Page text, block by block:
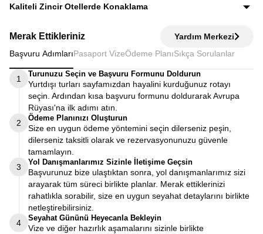
Ekstra tur ücreti alınmaz; programda yer alan tüm geziler
Kaliteli Zincir Otellerde Konaklama
kalınırken, Avrupa Rüyası’nda merkeze yakın kaliteli zincir
otellerde konaklayarak zamanınızı verimli kullanırsınız.
Merak Ettikleriniz
Yardım Merkezi
Başvuru AdımlarıPasaport VizeÖdeme Planı Sıkça Sorulanlar
1
Turunuzu Seçin ve Başvuru Formunu Doldurun
Yurtdışı turları sayfamızdan hayalini kurduğunuz rotayı
seçin. Ardından kısa başvuru formunu doldurarak Avrupa
Rüyası'na ilk adımı atın.
2
Ödeme Planınızı Oluşturun
Size en uygun ödeme yöntemini seçin dilerseniz peşin,
dilerseniz taksitli olarak ve rezervasyonunuzu güvenle
tamamlayın.
3
Yol Danışmanlarımız Sizinle İletişime Geçsin
Başvurunuz bize ulaştıktan sonra, yol danışmanlarımız sizi
arayarak tüm süreci birlikte planlar. Merak ettiklerinizi
rahatlıkla sorabilir, size en uygun seyahat detaylarını birlikte
netleştirebilirsiniz.
4
Seyahat Gününü Heyecanla Bekleyin
Vize ve diğer hazırlık aşamalarını sizinle birlikte